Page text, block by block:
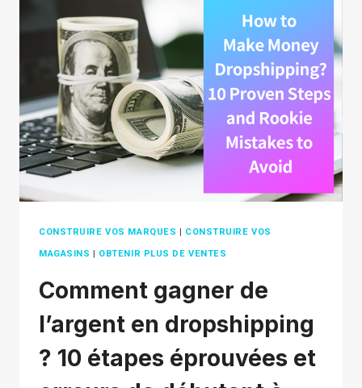
DROPSHIPPING
EN
MARQUE
BLANCHE
?
COMMENT
DÉMARRER
CONSTRUIRE VOS MARQUES | CONSTRUIRE VOS
MAGASINS | OBTENIR PLUS DE VENTES
Comment gagner de
l’argent en dropshipping
? 10 étapes éprouvées et